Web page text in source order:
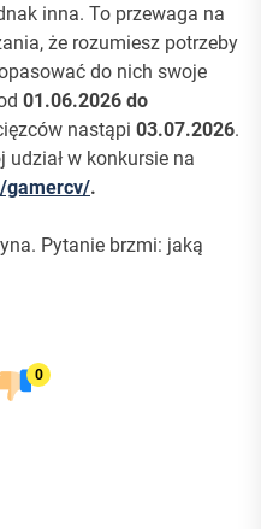
inna. To przewaga na
że rozumiesz potrzeby
do nich swoje
01.06.2026 do
nastąpi 03.07.2026.
udział w konkursie na
gamercv/.
Pytanie brzmi: jaką
0